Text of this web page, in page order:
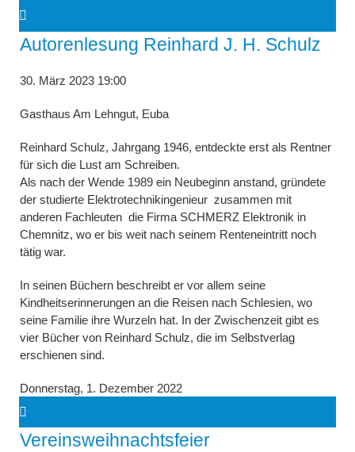
Autorenlesung Reinhard J. H. Schulz
30. März 2023 19:00
Gasthaus Am Lehngut, Euba
Reinhard Schulz, Jahrgang 1946, entdeckte erst als Rentner
für sich die Lust am Schreiben.
Als nach der Wende 1989 ein Neubeginn anstand, gründete
der studierte Elektrotechnikingenieur zusammen mit
anderen Fachleuten die Firma SCHMERZ Elektronik in
Chemnitz, wo er bis weit nach seinem Renteneintritt noch
tätig war.
In seinen Büchern beschreibt er vor allem seine
Kindheitserinnerungen an die Reisen nach Schlesien, wo
seine Familie ihre Wurzeln hat. In der Zwischenzeit gibt es
vier Bücher von Reinhard Schulz, die im Selbstverlag
erschienen sind.
Donnerstag, 1. Dezember 2022
Vereinsweihnachtsfeier